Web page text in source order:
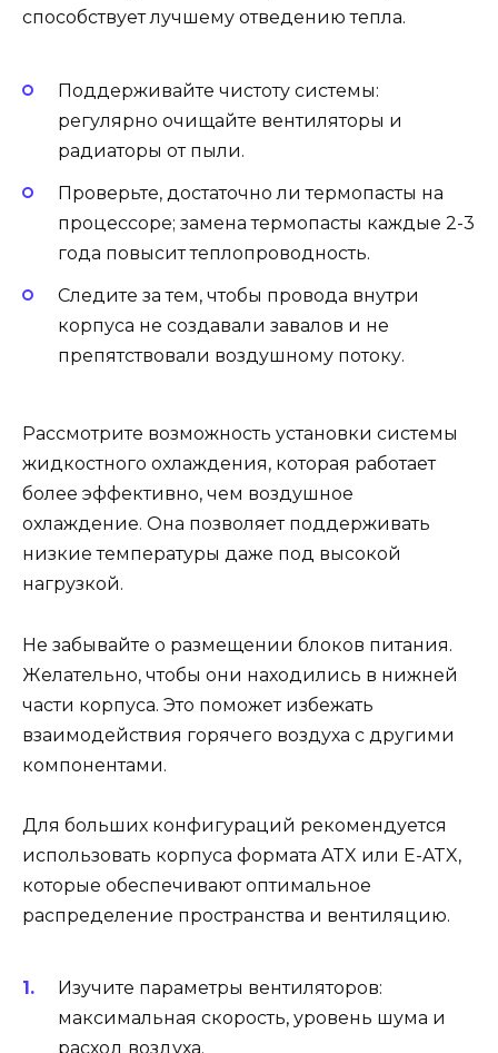
способствует лучшему отведению тепла.
Поддерживайте чистоту системы:
регулярно очищайте вентиляторы и
радиаторы от пыли.
Проверьте, достаточно ли термопасты на
процессоре; замена термопасты каждые 2-3
года повысит теплопроводность.
Следите за тем, чтобы провода внутри
корпуса не создавали завалов и не
препятствовали воздушному потоку.
Рассмотрите возможность установки системы
жидкостного охлаждения, которая работает
более эффективно, чем воздушное
охлаждение. Она позволяет поддерживать
низкие температуры даже под высокой
нагрузкой.
Не забывайте о размещении блоков питания.
Желательно, чтобы они находились в нижней
части корпуса. Это поможет избежать
взаимодействия горячего воздуха с другими
компонентами.
Для больших конфигураций рекомендуется
использовать корпуса формата ATX или E-ATX,
которые обеспечивают оптимальное
распределение пространства и вентиляцию.
Изучите параметры вентиляторов:
максимальная скорость, уровень шума и
расход воздуха.